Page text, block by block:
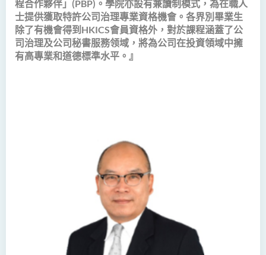
程合作夥伴」(PBP)。學院亦設有兼讀制模式，為在職人
士提供獲取特許公司治理專業資格機會。各界別畢業生
除了有機會得到HKICS會員資格外，對於課程涵蓋了公
司治理及公司秘書服務领域，將為公司在投資領域中擁
有高專業和道德標準水平。』
健康科學（榮譽）學士 (兼讀
制銜接課程)
護理學（榮譽）學士
人工智能（榮譽）理學士 (兼
讀制)
人工智能及數碼娛樂（榮
譽）理學士
人工智能及多媒體科技(榮
譽)理學士